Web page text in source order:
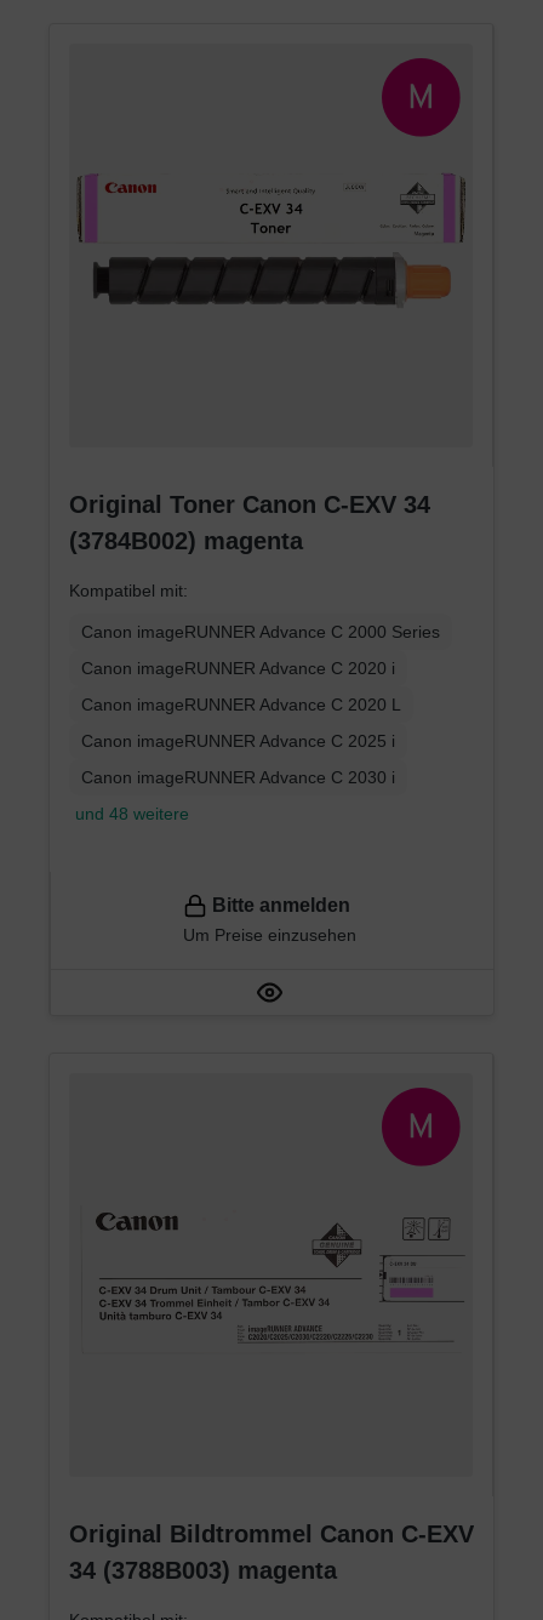
Original Toner Canon C-EXV 34
(3784B002) magenta
Kompatibel mit:
Canon imageRUNNER Advance C 2000 Series
Canon imageRUNNER Advance C 2020 i
Canon imageRUNNER Advance C 2020 L
Canon imageRUNNER Advance C 2025 i
Canon imageRUNNER Advance C 2030 i
und 48 weitere
Bitte anmelden
Um Preise einzusehen
Original Bildtrommel Canon C-EXV
34 (3788B003) magenta